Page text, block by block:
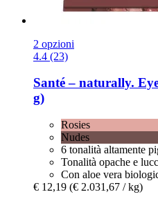
2 opzioni
4.4 (23)
Santé – naturally.
g)
Rosies
Nudes
6 tonalità altamente
Tonalità opache e
Con aloe vera
€ 12,19 (€ 2.031,67 / kg)